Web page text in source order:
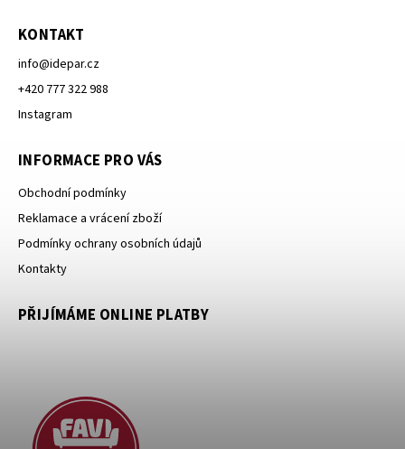
KONTAKT
info@idepar.cz
+420 777 322 988
Instagram
INFORMACE PRO VÁS
Obchodní podmínky
Reklamace a vrácení zboží
Podmínky ochrany osobních údajů
Kontakty
PŘIJÍMÁME ONLINE PLATBY